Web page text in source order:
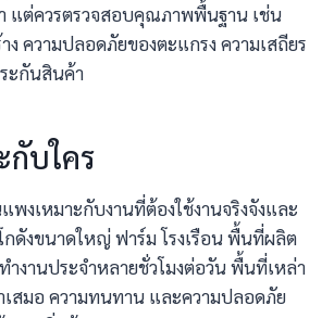
แต่ควรตรวจสอบคุณภาพพื้นฐาน เช่น
ง ความปลอดภัยของตะแกรง ความเสถียร
ะกันสินค้า
กับใคร
งเหมาะกับงานที่ต้องใช้งานจริงจังและ
กดังขนาดใหญ่ ฟาร์ม โรงเรือน พื้นที่ผลิต
งานประจำหลายชั่วโมงต่อวัน พื้นที่เหล่า
สมอ ความทนทาน และความปลอดภัย